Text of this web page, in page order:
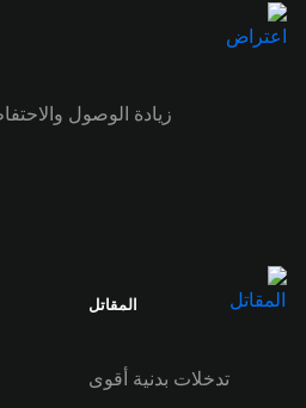
زيادة الوصول
المقاتل
تدخلات بدنية أقوى